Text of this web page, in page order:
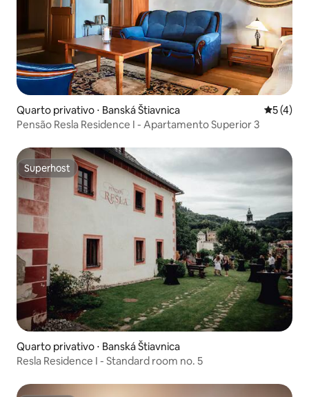
Quarto privativo ⋅ Banská Štiavnica 5 de
5 (4)
Pensão Resla Residence I - Apartamento Superior 3
Superhost
Superhost
Quarto privativo ⋅ Banská Štiavnica
Resla Residence I - Standard room no. 5